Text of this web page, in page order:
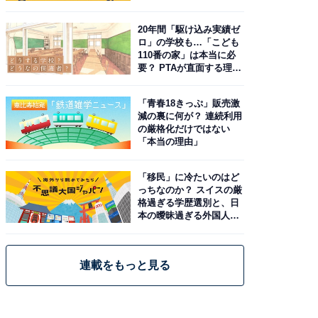
20年間「駆け込み実績ゼ
ロ」の学校も…「こども
110番の家」は本当に必
要？ PTAが直面する理想
「青春18きっぷ」販売激
減の裏に何が？ 連続利用
の厳格化だけではない
「本当の理由」
「移民」に冷たいのはど
っちなのか？ スイスの厳
格過ぎる学歴選別と、日
本の曖昧過ぎる外国人政
連載をもっと見る